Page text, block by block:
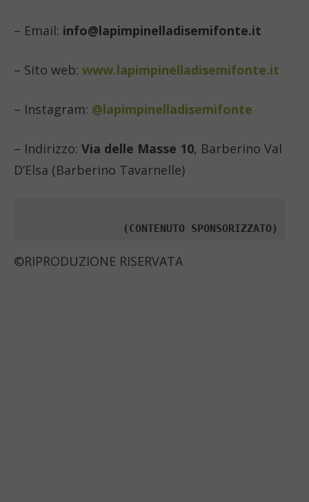
– Email: info@lapimpinelladisemifonte.it
– Sito web: www.lapimpinelladisemifonte.it
– Instagram: @lapimpinelladisemifonte
– Indirizzo: Via delle Masse 10, Barberino Val
D’Elsa (Barberino Tavarnelle)
(CONTENUTO SPONSORIZZATO)
©RIPRODUZIONE RISERVATA